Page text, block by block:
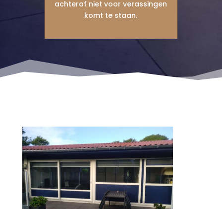
achteraf niet voor verassingen
komt te staan.